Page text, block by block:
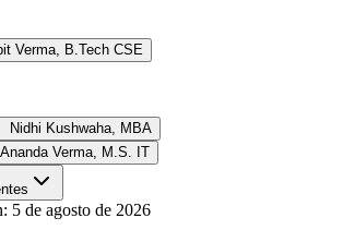
Verma, B.Tech CSE
Nidhi Kushwaha, MBA
Ananda Verma, M.S. IT
: 5 de agosto de 2026